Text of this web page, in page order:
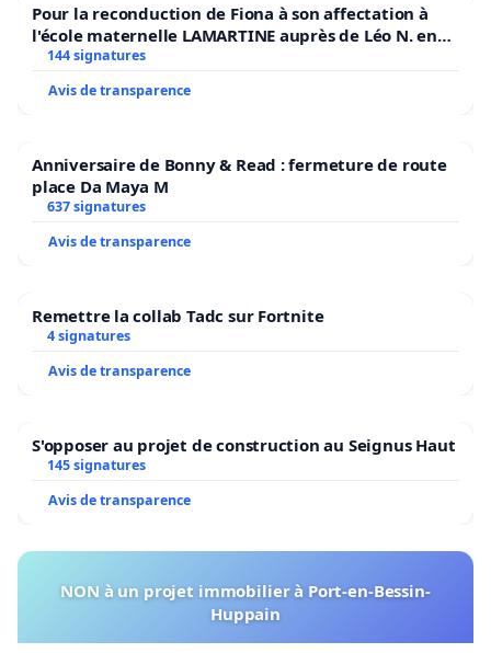
Pour la reconduction de Fiona à son affectation à
l'école maternelle LAMARTINE auprès de Léo N. en
2026/2027
144 signatures
Avis de transparence
Anniversaire de Bonny & Read : fermeture de route
place Da Maya M
637 signatures
Avis de transparence
Remettre la collab Tadc sur Fortnite
4 signatures
Avis de transparence
S'opposer au projet de construction au Seignus Haut
145 signatures
Avis de transparence
NON à un projet immobilier à Port-en-Bessin-
Huppain